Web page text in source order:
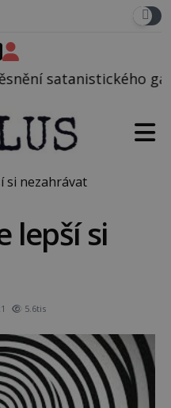
vedeného
si nezahrávat
lepší si
5.6tis